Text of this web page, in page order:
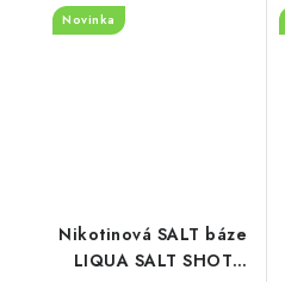
Nikotinová SALT báze
LIQUA SALT SHOT
Novinka